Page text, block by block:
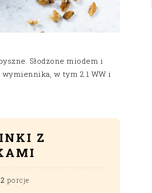
Słodzone miodem i
w tym 2.1 WW i
Z
porcje